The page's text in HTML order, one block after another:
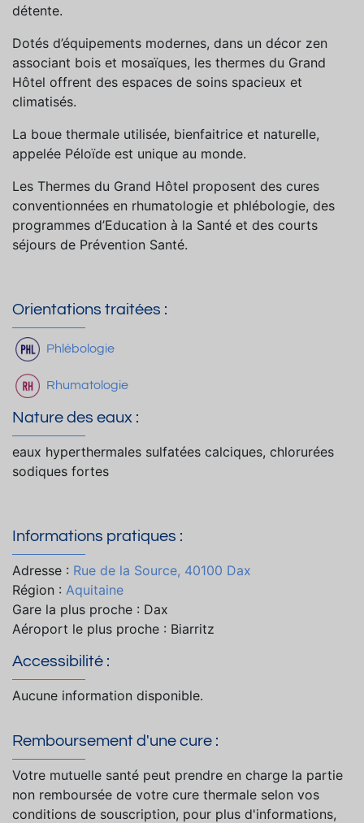
détente.
Dotés d’équipements modernes, dans un décor zen
associant bois et mosaïques, les thermes du Grand
Hôtel offrent des espaces de soins spacieux et
climatisés.
La boue thermale utilisée, bienfaitrice et naturelle,
appelée Péloïde est unique au monde.
Les Thermes du Grand Hôtel proposent des cures
conventionnées en rhumatologie et phlébologie, des
programmes d’Education à la Santé et des courts
séjours de Prévention Santé.
Orientations traitées :
Phlébologie
Rhumatologie
Nature des eaux :
eaux hyperthermales sulfatées calciques, chlorurées
sodiques fortes
Informations pratiques :
Adresse : Rue de la Source, 40100 Dax
Région : Aquitaine
Gare la plus proche : Dax
Aéroport le plus proche : Biarritz
Accessibilité :
Aucune information disponible.
Remboursement d'une cure :
Votre mutuelle santé peut prendre en charge la partie
non remboursée de votre cure thermale selon vos
conditions de souscription, pour plus d'informations,